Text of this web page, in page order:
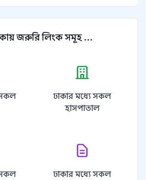
জরুরি লিংক সমূহ ...
সকল
ঢাকার মধ্যে সকল
হাসপাতাল
সকল
ঢাকার মধ্যে সকল